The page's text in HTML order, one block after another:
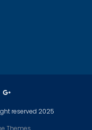
reserved 2025
Themes